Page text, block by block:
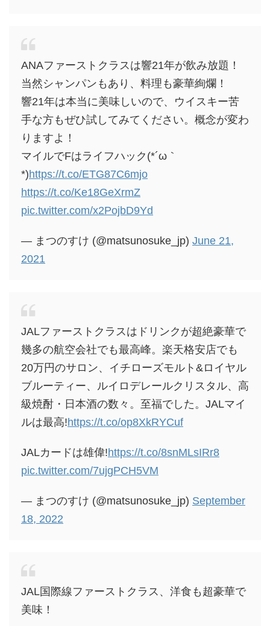
ANAファーストクラスは響21年が飲み放題！
当然シャンパンもあり、料理も豪華絢爛！
響21年は本当に美味しいので、ウイスキー苦
手な方もぜひ試してみてください。概念が変わ
りますよ！
マイルでFはライフハック(*´ω｀
*)https://t.co/ETG87C6mjo
https://t.co/Ke18GeXrmZ
pic.twitter.com/x2PojbD9Yd
— まつのすけ (@matsunosuke_jp) June 21,
2021
JALファーストクラスはドリンクが超絶豪華で
幾多の航空会社でも最高峰。楽天格安店でも
20万円のサロン、イチローズモルト&ロイヤル
ブルーティー、ルイロデレールクリスタル、高
級焼酎・日本酒の数々。至福でした。JALマイ
ルは最高!https://t.co/op8XkRYCuf
JALカードは雄偉!https://t.co/8snMLsIRr8
pic.twitter.com/7ujgPCH5VM
— まつのすけ (@matsunosuke_jp) September
18, 2022
JAL国際線ファーストクラス、洋食も超豪華で
美味！